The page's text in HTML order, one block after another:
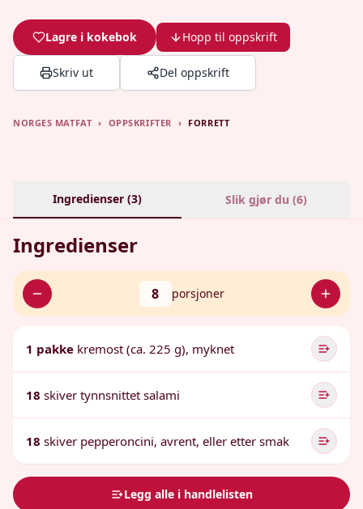
Lagre i kokebok Hopp til oppskrift
Skriv ut Del oppskrift
NORGES MATFAT › OPPSKRIFTER › FORRETT
Ingredienser (3) Slik gjør du (6)
Ingredienser
8 porsjoner
1 pakke kremost (ca. 225 g), myknet
18 skiver tynnsnittet salami
18 skiver pepperoncini, avrent, eller etter smak
Legg alle i handlelisten